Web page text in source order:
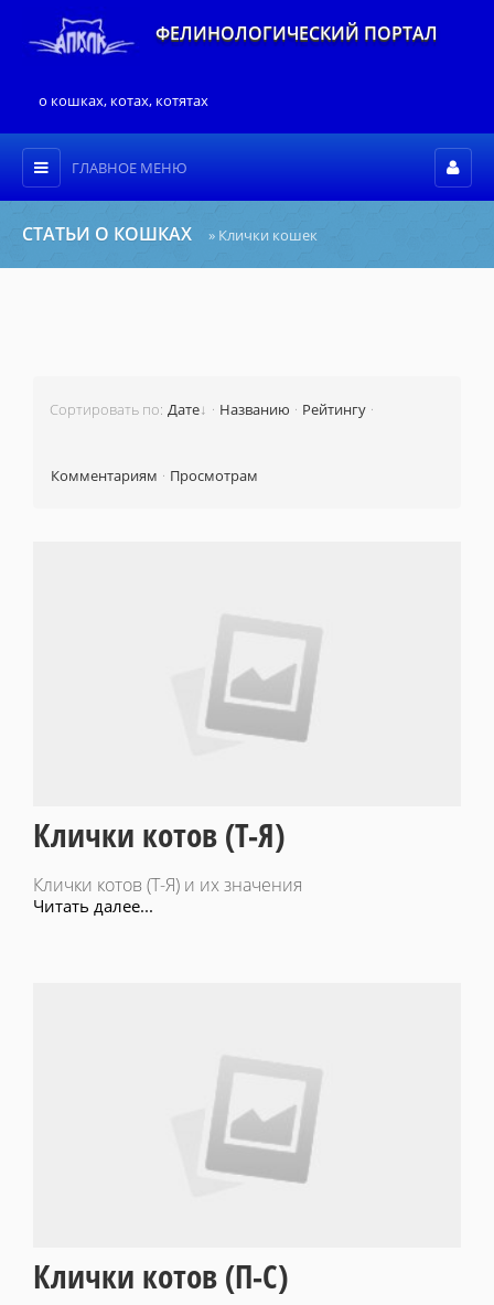
ФЕЛИНОЛОГИЧЕСКИЙ ПОРТАЛ
о кошках, котах, котятах
ГЛАВНОЕ МЕНЮ
СТАТЬИ О КОШКАХ » Клички кошек
Сортировать по: Дате · Названию · Рейтингу ·
Комментариям · Просмотрам
Клички котов (Т-Я)
Клички котов (Т-Я) и их значения
Читать далее...
Клички котов (П-С)